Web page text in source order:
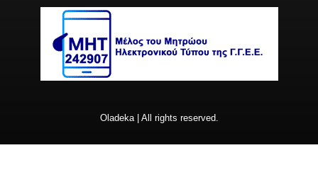
Oladeka | All rights reserved.